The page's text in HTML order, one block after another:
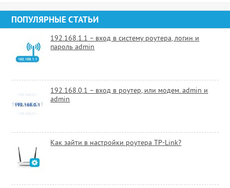
ПОПУЛЯРНЫЕ СТАТЬИ
192.168.1.1 – вход в систему роутера, логин и
пароль admin
192.168.0.1 – вход в роутер, или модем. admin и
admin
Как зайти в настройки роутера TP-Link?